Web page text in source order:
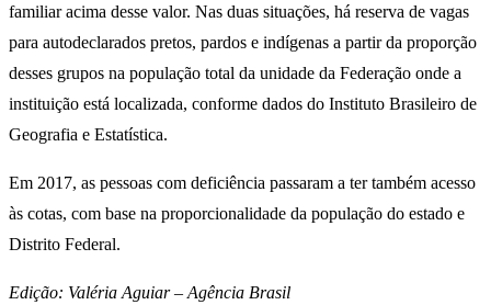
familiar acima desse valor. Nas duas situações, há reserva de vagas
para autodeclarados pretos, pardos e indígenas a partir da proporção
desses grupos na população total da unidade da Federação onde a
instituição está localizada, conforme dados do Instituto Brasileiro de
Geografia e Estatística.
Em 2017, as pessoas com deficiência passaram a ter também acesso
às cotas, com base na proporcionalidade da população do estado e
Distrito Federal.
Edição: Valéria Aguiar – Agência Brasil